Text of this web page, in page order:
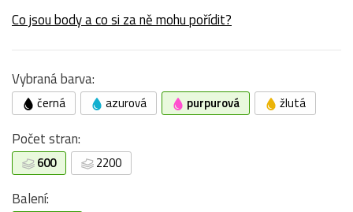
Co jsou body a co si za ně mohu pořídit?
Vybraná barva:
černá azurová purpurová žlutá
Počet stran:
600 2200
Balení: